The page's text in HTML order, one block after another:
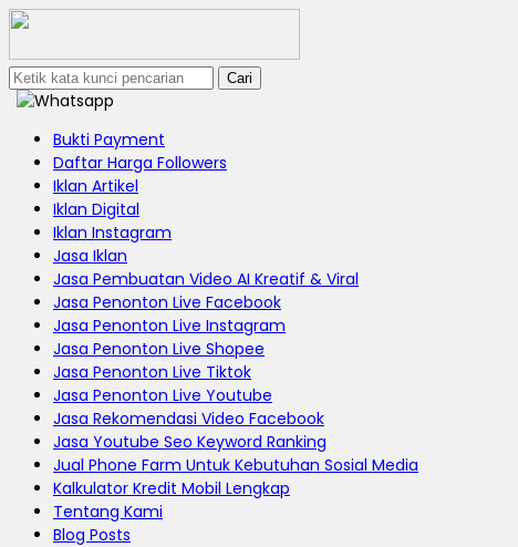
Cari
Bukti Payment
Daftar Harga Followers
Iklan Artikel
Iklan Digital
Iklan Instagram
Jasa Iklan
Jasa Pembuatan Video AI Kreatif & Viral
Jasa Penonton Live Facebook
Jasa Penonton Live Instagram
Jasa Penonton Live Shopee
Jasa Penonton Live Tiktok
Jasa Penonton Live Youtube
Jasa Rekomendasi Video Facebook
Jasa Youtube Seo Keyword Ranking
Jual Phone Farm Untuk Kebutuhan Sosial Media
Kalkulator Kredit Mobil Lengkap
Tentang Kami
Blog Posts